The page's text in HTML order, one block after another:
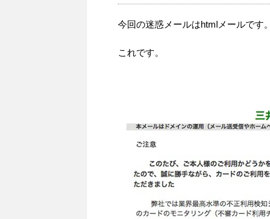
今回の迷惑メールはhtmlメールです。
これです。